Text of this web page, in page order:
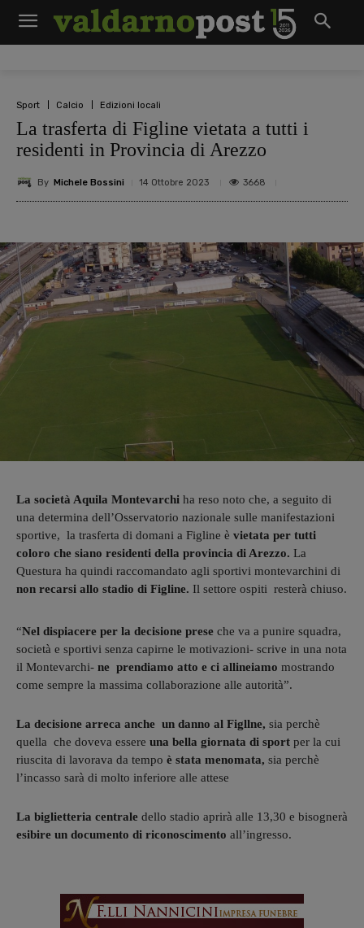
Sport Calcio Edizioni locali
La trasferta di Figline vietata a tutti i
residenti in Provincia di Arezzo
By Michele Bossini 14 Ottobre 2023 3668
La società Aquila Montevarchi ha reso noto che, a seguito di
una determina dell’Osservatorio nazionale sulle manifestazioni
sportive, la trasferta di domani a Figline è vietata per tutti
coloro che siano residenti della provincia di Arezzo. La
Questura ha quindi raccomandato agli sportivi montevarchini di
non recarsi allo stadio di Figline. Il settore ospiti resterà chiuso.
“Nel dispiacere per la decisione prese che va a punire squadra,
società e sportivi senza capirne le motivazioni- scrive in una nota
il Montevarchi- ne prendiamo atto e ci allineiamo mostrando
come sempre la massima collaborazione alle autorità”.
La decisione arreca anche un danno al Figllne, sia perchè
quella che doveva essere una bella giornata di sport per la cui
riuscita di lavorava da tempo è stata menomata, sia perchè
l’incasso sarà di molto inferiore alle attese
La biglietteria centrale dello stadio aprirà alle 13,30 e bisognerà
esibire un documento di riconoscimento all’ingresso.